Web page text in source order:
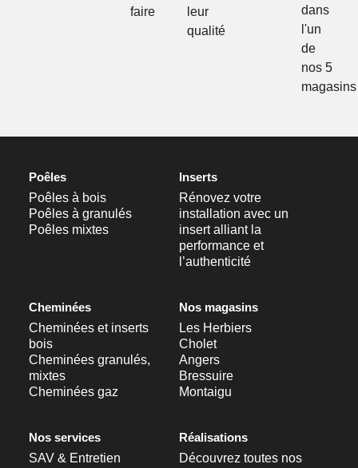
faire
leur
qualité
dans
l'un
de
nos 5
magasins
Poêles
Poêles à bois
Poêles à granulés
Poêles mixtes
Inserts
Rénovez votre
installation avec un
insert alliant la
performance et
l’authenticité
Cheminées
Cheminées et inserts
bois
Cheminées granulés,
mixtes
Cheminées gaz
Nos magasins
Les Herbiers
Cholet
Angers
Bressuire
Montaigu
Nos services
SAV & Entretien
Réalisations
Découvrez toutes nos